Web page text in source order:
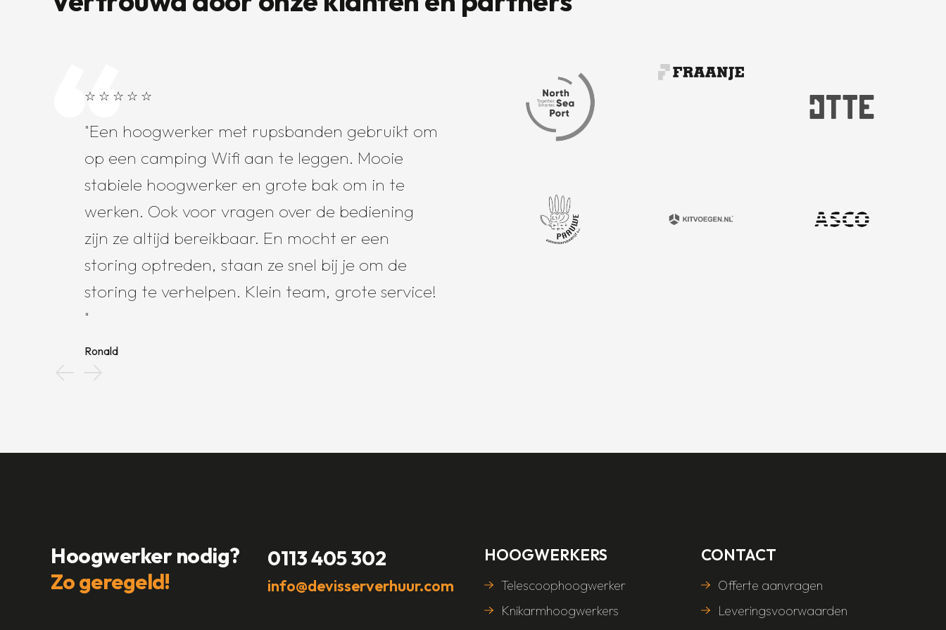
☆ ☆ ☆ ☆ ☆
Een hoogwerker met rupsbanden gebruikt om
op een camping Wifi aan te leggen. Mooie
stabiele hoogwerker en grote bak om in te
werken. Ook voor vragen over de bediening
zijn ze altijd bereikbaar. En mocht er een
storing optreden, staan ze snel bij je om de
storing te verhelpen. Klein team, grote service!
Ronald
Hoogwerker nodig?
Zo geregeld!
0113 405 302
info@devisserverhuur.com
HOOGWERKERS
Telescoophoogwerker
Knikarmhoogwerkers
CONTACT
Offerte aanvragen
Leveringsvoorwaarden